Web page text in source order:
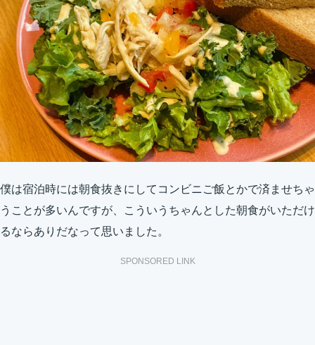
僕は宿泊時には朝食抜きにしてコンビニご飯とかで済ませちゃ
うことが多いんですが、こういうちゃんとした朝食がいただけ
るならありだなって思いました。
SPONSORED LINK